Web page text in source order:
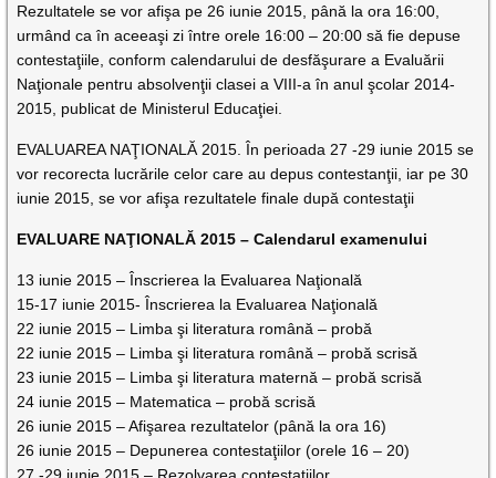
Rezultatele se vor afişa pe 26 iunie 2015, până la ora 16:00,
urmând ca în aceeaşi zi între orele 16:00 – 20:00 să fie depuse
contestaţiile, conform calendarului de desfăşurare a Evaluării
Naţionale pentru absolvenţii clasei a VIII-a în anul şcolar 2014-
2015, publicat de Ministerul Educaţiei.
EVALUAREA NAŢIONALĂ 2015. În perioada 27 -29 iunie 2015 se
vor recorecta lucrările celor care au depus contestanţii, iar pe 30
iunie 2015, se vor afişa rezultatele finale după contestaţii
EVALUARE NAŢIONALĂ 2015 – Calendarul examenului
13 iunie 2015 – Înscrierea la Evaluarea Naţională
15-17 iunie 2015- Înscrierea la Evaluarea Naţională
22 iunie 2015 – Limba şi literatura română – probă
22 iunie 2015 – Limba şi literatura română – probă scrisă
23 iunie 2015 – Limba şi literatura maternă – probă scrisă
24 iunie 2015 – Matematica – probă scrisă
26 iunie 2015 – Afişarea rezultatelor (până la ora 16)
26 iunie 2015 – Depunerea contestaţiilor (orele 16 – 20)
27 -29 iunie 2015 – Rezolvarea contestaţiilor